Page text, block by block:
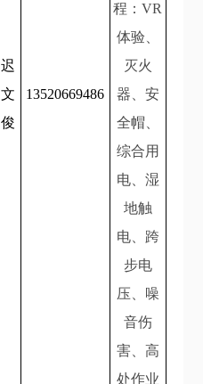
迟
文
俊
13520669486
程：VR
体验、
灭火
器、安
全帽、
综合用
电、湿
地触
电、跨
步电
压、噪
音伤
害、高
处作业